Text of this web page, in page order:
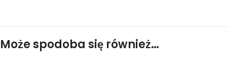
Może spodoba się również…